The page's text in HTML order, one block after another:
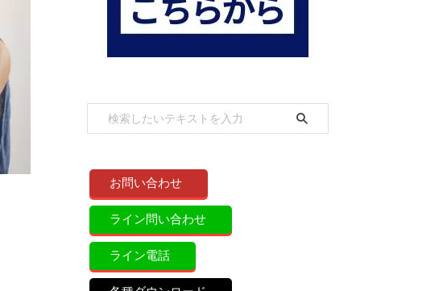
お問い合わせ
ライン問い合わせ
ライン電話